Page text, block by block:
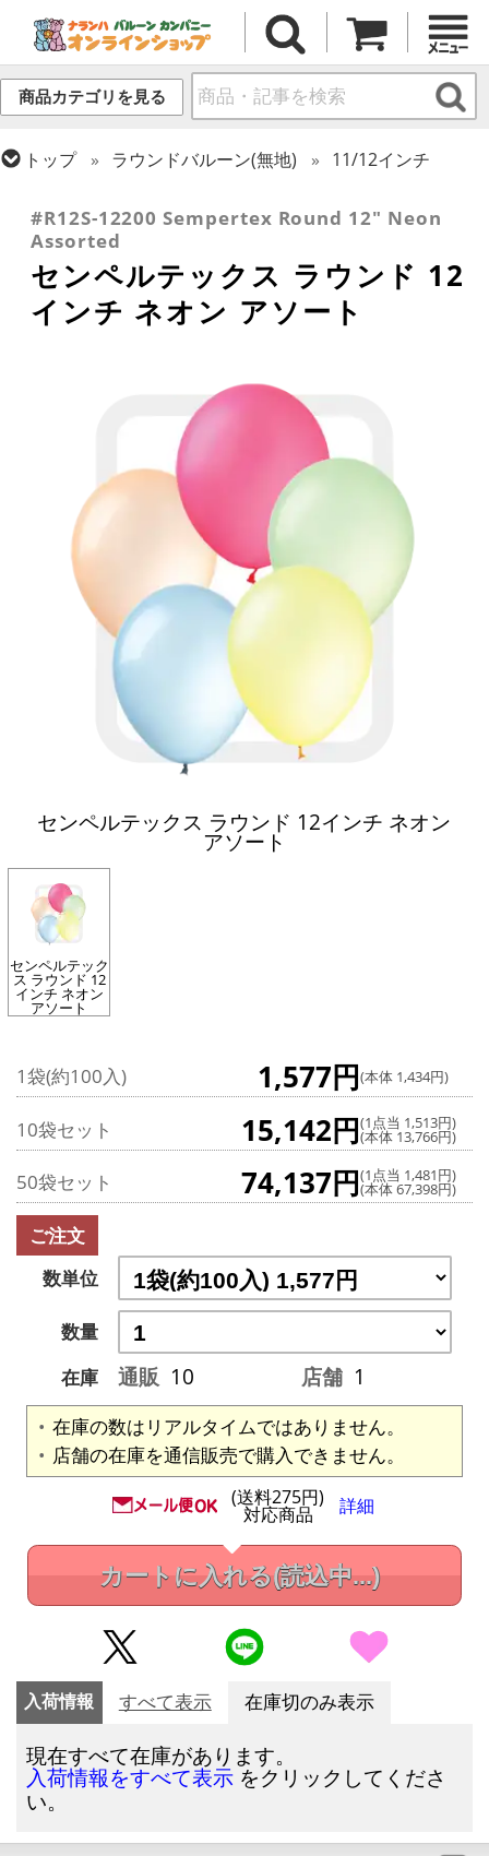
商品カテゴリを見る
トップ ラウンドバルーン(無地)
11/12インチ
#R12S-12200 Sempertex Round 12" Neon
Assorted
センペルテックス ラウンド 12
インチ ネオン アソート
センペルテックス ラウンド 12インチ ネオン
アソート
センペルテック
ス ラウンド 12
インチ ネオン
アソート
1袋(約100入) 1,577円(本体 1,434円)
10袋セット 15,142円(1点当 1,513円)
(本体 13,766円)
50袋セット 74,137円(1点当 1,481円)
(本体 67,398円)
ご注文
数単位
数量
在庫
通販 10 店舗 1
在庫の数はリアルタイムではありません。
店舗の在庫を通信販売で購入できません。
(送料275円)
対応商品 詳細
カートに入れる(読込中...)
入荷情報 すべて表示 在庫切のみ表示
現在すべて在庫があります。
入荷情報をすべて表示 をクリックしてくださ
い。